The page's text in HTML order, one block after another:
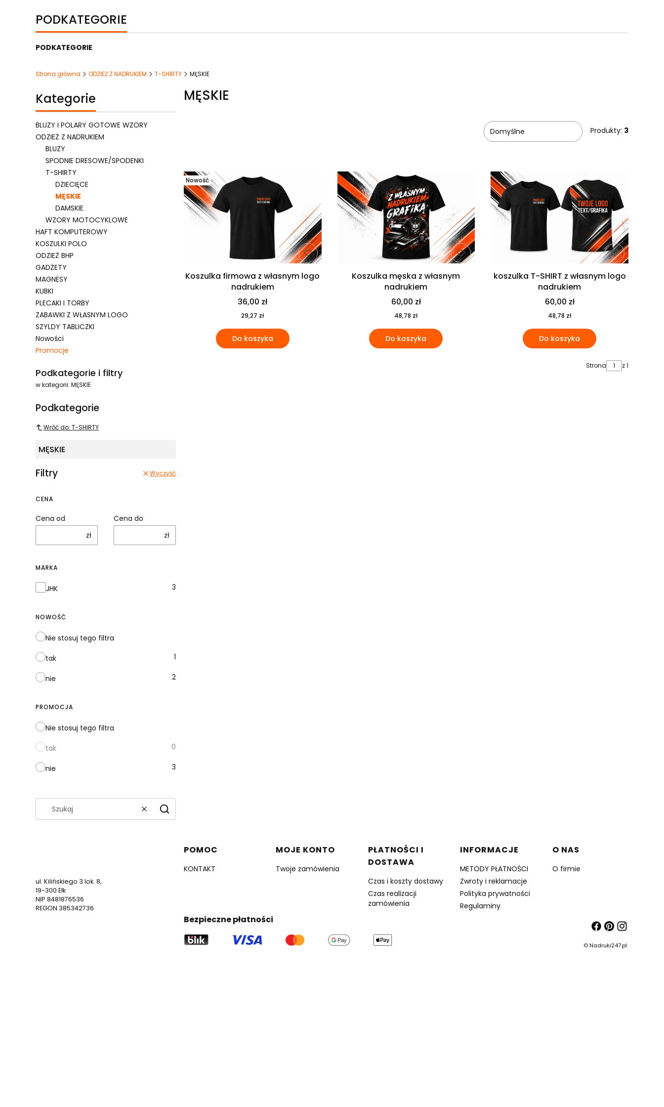
PODKATEGORIE
PODKATEGORIE
Strona główna ODZIEŻ Z NADRUKIEM T-SHIRTY MĘSKIE
Kategorie
BLUZY I POLARY GOTOWE WZORY
ODZIEŻ Z NADRUKIEM
BLUZY
SPODNIE DRESOWE/SPODENKI
T-SHIRTY
DZIECIĘCE
MĘSKIE
DAMSKIE
WZORY MOTOCYKLOWE
HAFT KOMPUTEROWY
KOSZULKI POLO
ODZIEŻ BHP
GADŻETY
MAGNESY
KUBKI
PLECAKI I TORBY
ZABAWKI Z WŁASNYM LOGO
SZYLDY TABLICZKI
Nowości
Promocje
Podkategorie i filtry
w kategorii: MĘSKIE
Podkategorie
Wróć do: T-SHIRTY
MĘSKIE
Filtry Wyczyść
CENA
Cena od
zł
Cena do
zł
MARKA
Marka
JHK 3
NOWOŚĆ
Nie stosuj tego filtra
tak 1
nie 2
PROMOCJA
Nie stosuj tego filtra
tak 0
nie 3
WyczyśćSzukaj
MĘSKIE
Domyślne Produkty: 3
Nowość
Koszulka firmowa z własnym logo
nadrukiem
36,00 zł
29,27 zł
Do koszyka
Koszulka męska z własnym
nadrukiem
60,00 zł
48,78 zł
Do koszyka
koszulka T-SHIRT z własnym logo
nadrukiem
60,00 zł
48,78 zł
Do koszyka
Strona z 1
ul. Kilińskiego 3 lok. 8,
19-300 Ełk
NIP 8481876536
REGON 385342736
Linki w stopce
POMOC
KONTAKT
MOJE KONTO
Twoje zamówienia
PŁATNOŚCI I
DOSTAWA
Czas i koszty dostawy
Czas realizacji
zamówienia
INFORMACJE
METODY PŁATNOŚCI
Zwroty i reklamacje
Polityka prywatności
Regulaminy
O NAS
O firmie
Bezpieczne płatności
© Nadruki247.pl